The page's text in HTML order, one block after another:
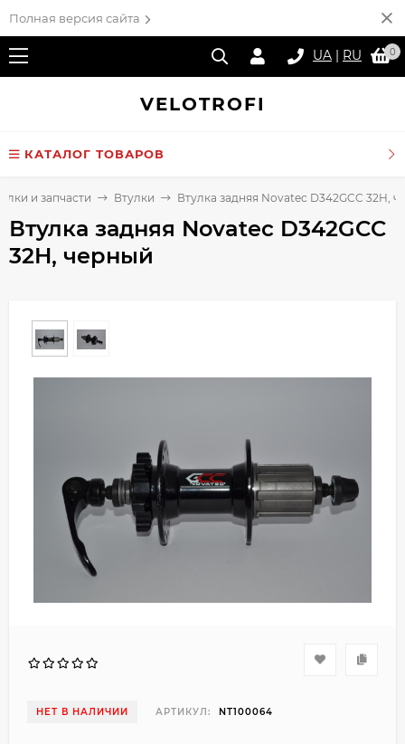
Полная версия сайта
UA | RU 0
VELOTROFI
КАТАЛОГ ТОВАРОВ
и запчасти Втулки Втулка задняя Novatec D342GCC 32H,
Втулка задняя Novatec D342GCC
32H, черный
НЕТ В НАЛИЧИИ АРТИКУЛ: NT100064